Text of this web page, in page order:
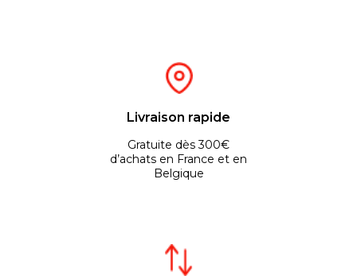
Livraison rapide
Gratuite dès 300€
d’achats en France et en
Belgique